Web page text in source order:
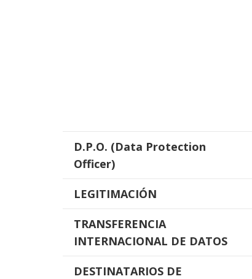
D.P.O. (Data Protection
Officer)
LEGITIMACIÓN
TRANSFERENCIA
INTERNACIONAL DE DATOS
DESTINATARIOS DE